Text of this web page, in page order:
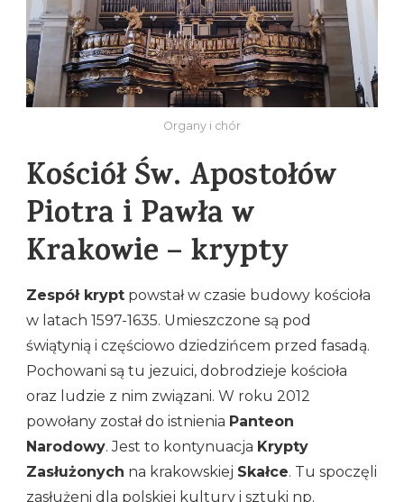
Organy i chór
Kościół Św. Apostołów
Piotra i Pawła w
Krakowie – krypty
Zespół krypt powstał w czasie budowy kościoła
w latach 1597-1635. Umieszczone są pod
świątynią i częściowo dziedzińcem przed fasadą.
Pochowani są tu jezuici, dobrodzieje kościoła
oraz ludzie z nim związani. W roku 2012
powołany został do istnienia Panteon
Narodowy. Jest to kontynuacja Krypty
Zasłużonych na krakowskiej Skałce. Tu spoczęli
zasłużeni dla polskiej kultury i sztuki np.